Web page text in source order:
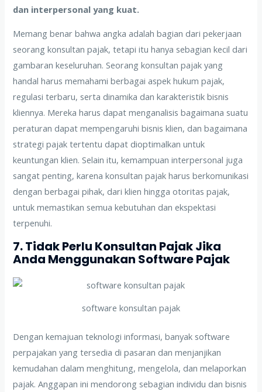
dan interpersonal yang kuat.
Memang benar bahwa angka adalah bagian dari pekerjaan
seorang konsultan pajak, tetapi itu hanya sebagian kecil dari
gambaran keseluruhan. Seorang konsultan pajak yang
handal harus memahami berbagai aspek hukum pajak,
regulasi terbaru, serta dinamika dan karakteristik bisnis
kliennya. Mereka harus dapat menganalisis bagaimana suatu
peraturan dapat mempengaruhi bisnis klien, dan bagaimana
strategi pajak tertentu dapat dioptimalkan untuk
keuntungan klien. Selain itu, kemampuan interpersonal juga
sangat penting, karena konsultan pajak harus berkomunikasi
dengan berbagai pihak, dari klien hingga otoritas pajak,
untuk memastikan semua kebutuhan dan ekspektasi
terpenuhi.
7. Tidak Perlu Konsultan Pajak Jika
Anda Menggunakan Software Pajak
software konsultan pajak
Dengan kemajuan teknologi informasi, banyak software
perpajakan yang tersedia di pasaran dan menjanjikan
kemudahan dalam menghitung, mengelola, dan melaporkan
pajak. Anggapan ini mendorong sebagian individu dan bisnis